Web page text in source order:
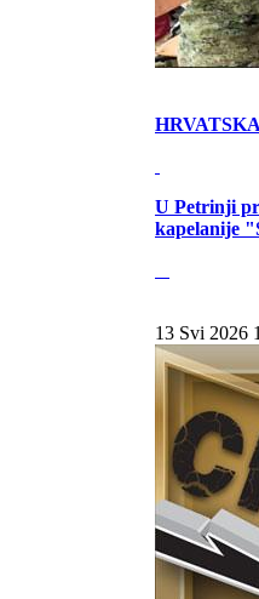
HRVATSKA
U Petrinji
kapelanije
13 Svi 2026